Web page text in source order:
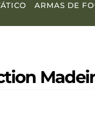
ARMAS DE